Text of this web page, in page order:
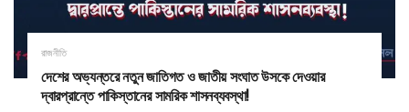
রাজনীতি
দেশের অভ্যন্তরে নতুন জাতিগত ও জাতীয় সংঘাত উসকে দেওয়ার
দ্বারপ্রান্তে পাকিস্তানের সামরিক শাসনব্যবস্থা!